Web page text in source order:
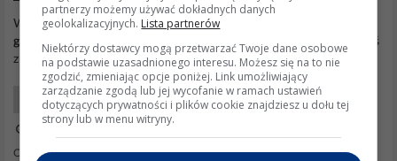
Witam, proszę o info jakiemomentydokręcania dla panewek oraz
głowicy
, jakie luzy zaworowe. Midlum 190 dxi 2008 rok. Może ktoś
z kolegów dysponuje serwisówką w PDF?
Samochody Ciężarowe
20 Lis 2018 20:22
Odpowiedzi: 1 Wyświetleń: 2124
partnerzy możemy używać dokładnych danych
geolokalizacyjnych. Lista partnerów
Niektórzy dostawcy mogą przetwarzać Twoje dane osobowe
na podstawie uzasadnionego interesu. Możesz się na to nie
zgodzić, zmieniając opcje poniżej. Link umożliwiający
zarządzanie zgodą lub jej wycofanie w ramach ustawień
dotyczących prywatności i plików cookie znajdziesz u dołu tej
strony lub w menu witryny.